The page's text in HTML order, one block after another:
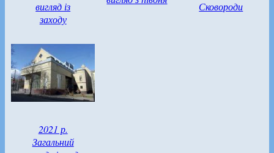
вигляд із
заходу
Сковороди
2021 р.
Загальний